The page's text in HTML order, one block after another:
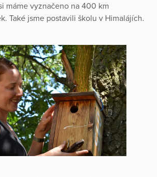
máme vyznačeno na 400 km
Také jsme postavili školu v Himalájích.